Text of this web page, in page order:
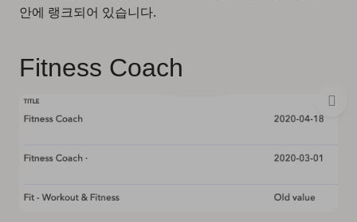
안에 랭크되어 있습니다.
Fitness Coach